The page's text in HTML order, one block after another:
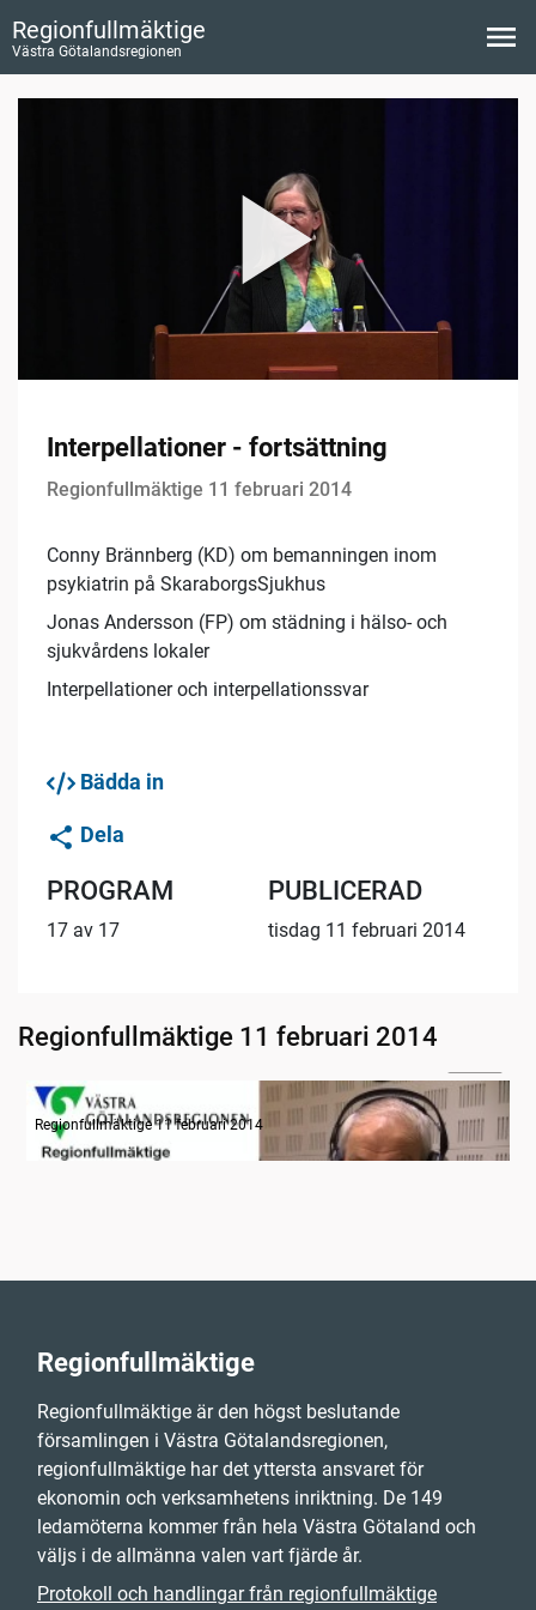
Regionfullmäktige
Västra Götalandsregionen
Interpellationer - fortsättning
Regionfullmäktige 11 februari 2014
Conny Brännberg (KD) om bemanningen inom
psykiatrin på SkaraborgsSjukhus
Jonas Andersson (FP) om städning i hälso- och
sjukvårdens lokaler
Interpellationer och interpellationssvar
Bädda in
Dela
PROGRAM
17 av 17
PUBLICERAD
tisdag 11 februari 2014
Regionfullmäktige 11 februari 2014
Radion informerar
Regionfullmäktige 11 februari 2014
Regionfullmäktige
Regionfullmäktige är den högst beslutande
församlingen i Västra Götalandsregionen,
regionfullmäktige har det yttersta ansvaret för
ekonomin och verksamhetens inriktning. De 149
ledamöterna kommer från hela Västra Götaland och
väljs i de allmänna valen vart fjärde år.
Protokoll och handlingar från regionfullmäktige